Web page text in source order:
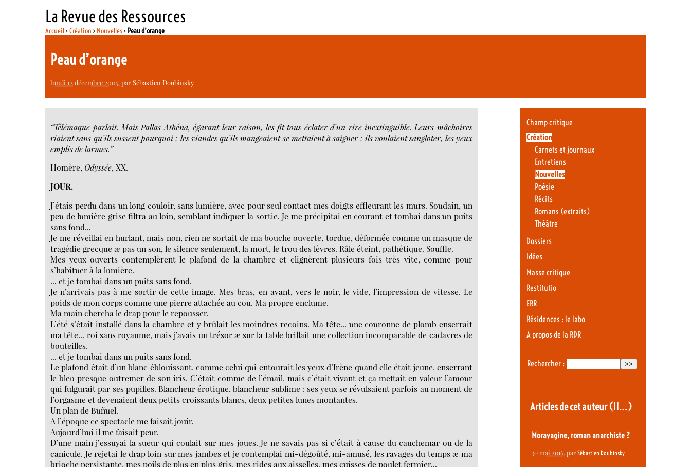
La Revue des Ressources
Accueil>Création > Nouvelles> Peau d’orange
Peau d’orange
lundi 12 décembre 2005, parSébastien Doubinsky
“Télémaque parlait. Mais Pallas Athéna, égarant leur raison, les fit tous éclater d’un rire inextinguible. Leurs mâchoires
riaient sans qu’ils sussent pourquoi ; les viandes qu’ils mangeaient se mettaient à saigner ; ils voulaient sangloter, les yeux
emplis de larmes.”
Homère, Odyssée, XX.
JOUR.
J’étais perdu dans un long couloir, sans lumière, avec pour seul contact mes doigts effleurant les murs. Soudain, un
peu de lumière grise filtra au loin, semblant indiquer la sortie. Je me précipitai en courant et tombai dans un puits
sans fond...
Je me réveillai en hurlant, mais non, rien ne sortait de ma bouche ouverte, tordue, déformée comme un masque de
tragédie grecque æ pas un son, le silence seulement, la mort, le trou des lèvres. Râle éteint, pathétique. Souffle.
Mes yeux ouverts contemplèrent le plafond de la chambre et clignèrent plusieurs fois très vite, comme pour
s’habituer à la lumière.
... et je tombai dans un puits sans fond.
Je n’arrivais pas à me sortir de cette image. Mes bras, en avant, vers le noir, le vide, l’impression de vitesse. Le
poids de mon corps comme une pierre attachée au cou. Ma propre enclume.
Ma main chercha le drap pour le repousser.
L’été s’était installé dans la chambre et y brûlait les moindres recoins. Ma tête... une couronne de plomb enserrait
ma tête... roi sans royaume, mais j’avais un trésor æ sur la table brillait une collection incomparable de cadavres de
bouteilles.
... et je tombai dans un puits sans fond.
Le plafond était d’un blanc éblouissant, comme celui qui entourait les yeux d’Irène quand elle était jeune, enserrant
le bleu presque outremer de son iris. C’était comme de l’émail, mais c’était vivant et ça mettait en valeur l’amour
qui fulgurait par ses pupilles. Blancheur érotique, blancheur sublime : ses yeux se révulsaient parfois au moment de
l’orgasme et devenaient deux petits croissants blancs, deux petites lunes montantes.
Un plan de Buñuel.
A l’époque ce spectacle me faisait jouir.
Aujourd’hui il me faisait peur.
D’une main j’essuyai la sueur qui coulait sur mes joues. Je ne savais pas si c’était à cause du cauchemar ou de la
canicule. Je rejetai le drap loin sur mes jambes et je contemplai mi-dégoûté, mi-amusé, les ravages du temps æ ma
brioche persistante, mes poils de plus en plus gris, mes rides aux aisselles, mes cuisses de poulet fermier...
Champ critique
Création
Carnets et journaux
Entretiens
Nouvelles
Poésie
Récits
Romans (extraits)
Théâtre
Dossiers
Idées
Masse critique
Restitutio
ERR
Résidences : le labo
A propos de la RDR
Rechercher :
Articles de cet auteur(11…)
Moravagine, roman anarchiste ?
30 mai 2016, par Sébastien Doubinsky